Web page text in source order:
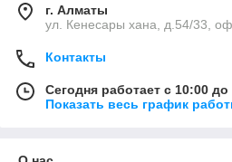
г. Алматы
ул. Кенесары хана, д.54/33,
Контакты
Сегодня работает с 10:00 до
Показать весь график